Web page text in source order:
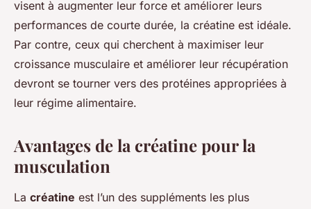
visent à augmenter leur force et améliorer leurs
performances de courte durée, la créatine est idéale.
Par contre, ceux qui cherchent à maximiser leur
croissance musculaire et améliorer leur récupération
devront se tourner vers des protéines appropriées à
leur régime alimentaire.
Avantages de la créatine pour la
musculation
La créatine est l’un des suppléments les plus